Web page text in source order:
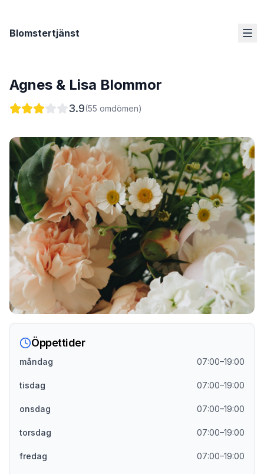
Blomstertjänst
Agnes & Lisa Blommor
3.9(55 omdömen)
Öppettider
måndag 07:00–19:00
tisdag 07:00–19:00
onsdag 07:00–19:00
torsdag 07:00–19:00
fredag 07:00–19:00